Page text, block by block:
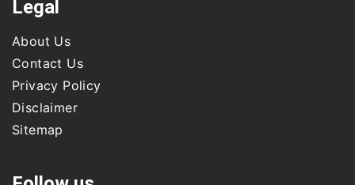
Legal
About Us
Contact Us
Privacy Policy
Disclaimer
Sitemap